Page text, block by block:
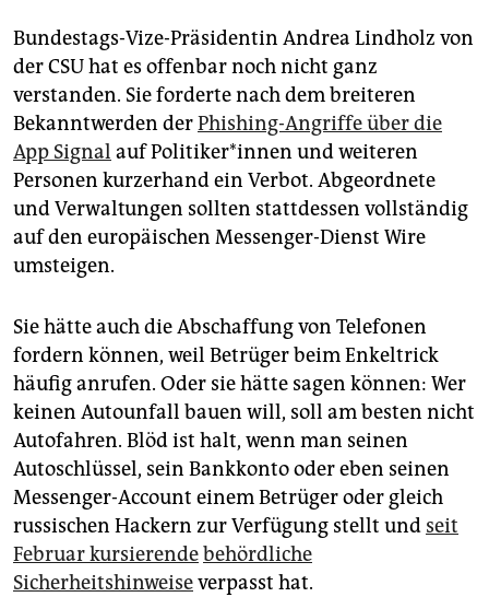
epaper login
Bundestags-Vize-Präsidentin Andrea Lindholz von
der CSU hat es offenbar noch nicht ganz
verstanden. Sie forderte nach dem breiteren
Bekanntwerden derPhishing-Angriffe über die
App Signal auf Po­li­ti­ke­r*in­nen und weiteren
Personen kurzerhand ein Verbot. Abgeordnete
und Verwaltungen sollten stattdessen vollständig
auf den europäischen Messenger-Dienst Wire
umsteigen.
Sie hätte auch die Abschaffung von Telefonen
fordern können, weil Betrüger beim Enkeltrick
häufig anrufen. Oder sie hätte sagen können: Wer
keinen Autounfall bauen will, soll am besten nicht
Autofahren. Blöd ist halt, wenn man seinen
Autoschlüssel, sein Bankkonto oder eben seinen
Messenger-Account einem Betrüger oder gleich
russischen Hackern zur Verfügung stellt und seit
Februar kursierendebehördliche
Sicherheitshinweiseverpasst hat.